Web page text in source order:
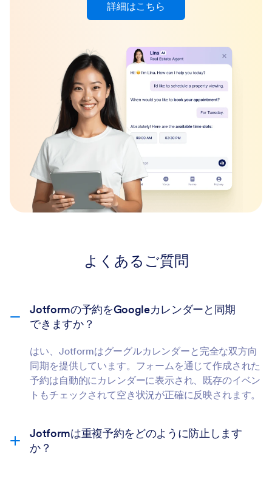
詳細はこちら
よくあるご質問
Jotformの予約をGoogleカレンダーと同期
できますか？
はい、Jotformはグーグルカレンダーと完全な双方向
同期を提供しています。フォームを通じて作成された
予約は自動的にカレンダーに表示され、既存のイベン
トもチェックされて空き状況が正確に反映されます。
Jotformは重複予約をどのように防止します
か？